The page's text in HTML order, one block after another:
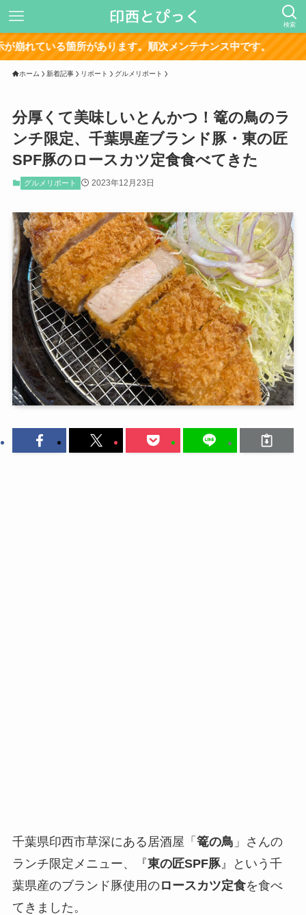
検索
ホーム 新着記事 リポート グルメリポート
分厚くて美味しいとんかつ！篭の鳥のラ
ンチ限定、千葉県産ブランド豚・東の匠
SPF豚のロースカツ定食食べてきた
グルメリポート 2023年12月23日
千葉県印西市草深にある居酒屋「 篭の鳥 」さんの
ランチ限定メニュー、『東の匠SPF豚』という千
葉県産のブランド豚使用のロースカツ定食を食べ
てきました。